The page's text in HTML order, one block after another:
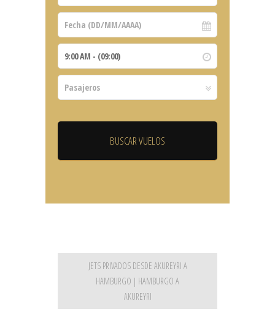
JETS PRIVADOS DESDE AKUREYRI A
HAMBURGO | HAMBURGO A
AKUREYRI